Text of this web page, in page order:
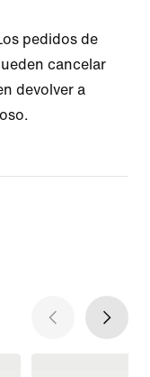
pedidos de
cancelar
devolver a